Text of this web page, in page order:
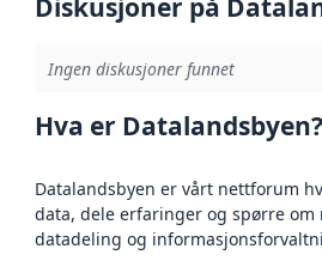
Diskusjoner på
Ingen diskusjoner funnet
Hva er Datalandsbyen?
Datalandsbyen er vårt nettforum
data, dele erfaringer og spørre om
datadeling og